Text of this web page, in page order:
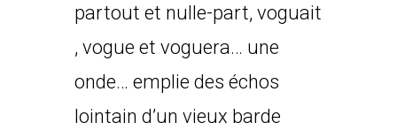
partout et nulle-part, voguait
, vogue et voguera… une
onde… emplie des échos
lointain d’un vieux barde